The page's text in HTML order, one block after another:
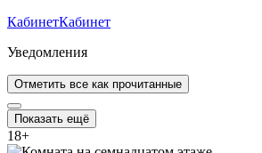
КабинетКабинет
Уведомления
Отметить все как прочитанные
Показать ещё
18+